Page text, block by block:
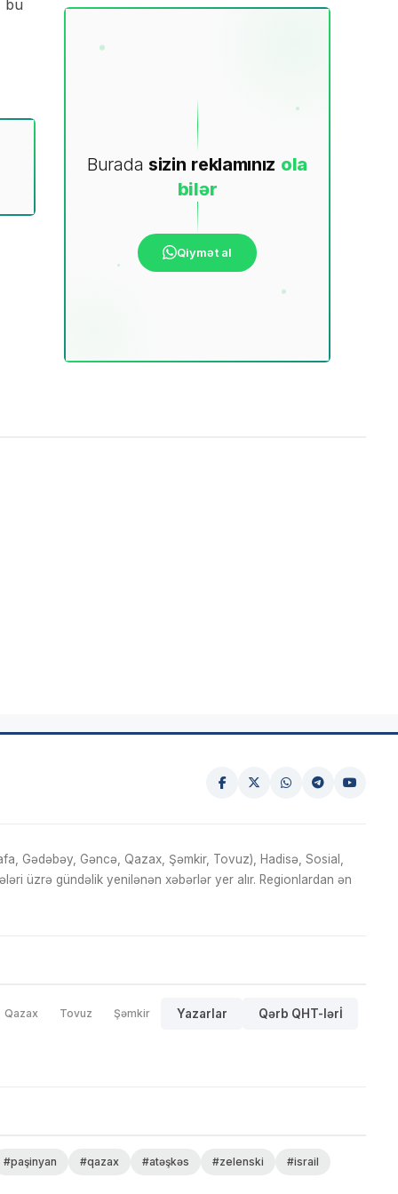
bu
Burada sizin reklamınız ola
bilər
Qiymət al
Gədəbəy, Gəncə, Qazax, Şəmkir, Tovuz), Hadisə, Sosial,
üzrə gündəlik yenilənən xəbərlər yer alır. Regionlardan ən
Qazax Tovuz Şəmkir Yazarlar Qərb QHT-lərİ
#paşinyan #qazax #atəşkəs #zelenski
#israil